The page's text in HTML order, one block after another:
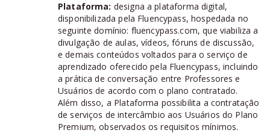
Plataforma: designa a plataforma digital,
disponibilizada pela Fluencypass, hospedada no
seguinte domínio: fluencypass.com, que viabiliza a
divulgação de aulas, vídeos, fóruns de discussão,
e demais conteúdos voltados para o serviço de
aprendizado oferecido pela Fluencypass, incluindo
a prática de conversação entre Professores e
Usuários de acordo com o plano contratado.
Além disso, a Plataforma possibilita a contratação
de serviços de intercâmbio aos Usuários do Plano
Premium, observados os requisitos mínimos.